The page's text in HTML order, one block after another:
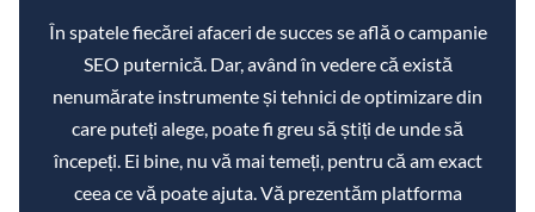
În spatele fiecărei afaceri de succes se află o campanie
SEO puternică. Dar, având în vedere că există
nenumărate instrumente și tehnici de optimizare din
care puteți alege, poate fi greu să știți de unde să
începeți. Ei bine, nu vă mai temeți, pentru că am exact
ceea ce vă poate ajuta. Vă prezentăm platforma